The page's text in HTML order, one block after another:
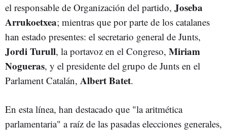
el responsable de Organización del partido, Joseba
Arrukoetxea; mientras que por parte de los catalanes
han estado presentes: el secretario general de Junts,
Jordi Turull, la portavoz en el Congreso, Miriam
Nogueras, y el presidente del grupo de Junts en el
Parlament Catalán, Albert Batet.
En esta línea, han destacado que "la aritmética
parlamentaria" a raíz de las pasadas elecciones generales,